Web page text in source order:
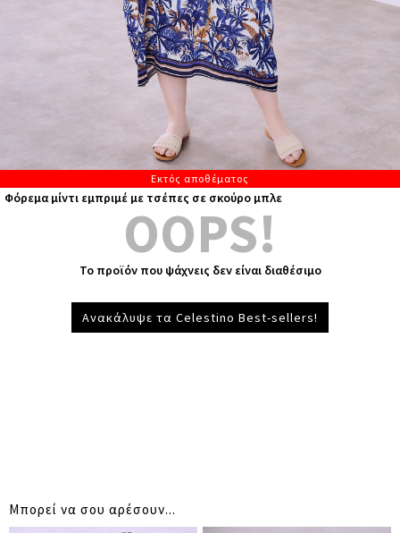
Εκτός αποθέματος
Φόρεμα μίντι εμπριμέ με τσέπες σε σκούρο μπλε
OOPS!
Το προϊόν που ψάχνεις δεν είναι διαθέσιμο
Ανακάλυψε τα Celestino Best-sellers!
Μπορεί να σου αρέσουν...